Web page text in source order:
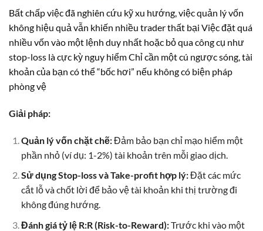
Bất chấp việc đã nghiên cứu kỹ xu hướng, việc quản lý vốn
không hiệu quả vẫn khiến nhiều trader thất bại Việc đặt quá
nhiều vốn vào một lệnh duy nhất hoặc bỏ qua công cụ như
stop-loss là cực kỳ nguy hiểm Chỉ cần một cú ngược sóng, tài
khoản của bạn có thể “bốc hơi” nếu không có biện pháp
phòng vệ
Giải pháp:
Quản lý vốn chặt chẽ:Đảm bảo bạn chỉ mạo hiểm một
phần nhỏ (ví dụ: 1-2%) tài khoản trên mỗi giao dịch.
Sử dụng Stop-loss và Take-profit hợp lý:Đặt các mức
cắt lỗ và chốt lời để bảo vệ tài khoản khi thị trường đi
không đúng hướng.
Đánh giá tỷ lệ R:R (Risk-to-Reward):Trước khi vào một